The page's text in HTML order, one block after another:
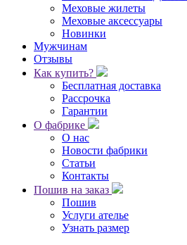
Меховые жилеты
Меховые аксессуары
Новинки
Мужчинам
Отзывы
Как купить?
Бесплатная доставка
Рассрочка
Гарантии
О фабрике
О нас
Новости фабрики
Статьи
Контакты
Пошив на заказ
Пошив
Услуги ателье
Узнать размер